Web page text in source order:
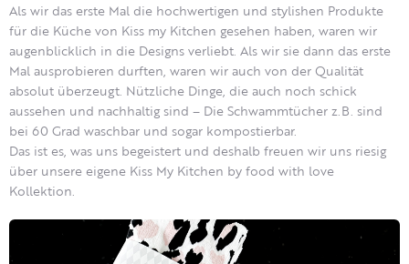
Als wir das erste Mal die hochwertigen und stylishen Produkte
für die Küche von Kiss my Kitchen gesehen haben, waren wir
augenblicklich in die Designs verliebt. Als wir sie dann das erste
Mal ausprobieren durften, waren wir auch von der Qualität
absolut überzeugt. Nützliche Dinge, die auch noch schick
aussehen und nachhaltig sind – Die Schwammtücher z.B. sind
bei 60 Grad waschbar und sogar kompostierbar.
Das ist es, was uns begeistert und deshalb freuen wir uns riesig
über unsere eigene Kiss My Kitchen by food with love
Kollektion.